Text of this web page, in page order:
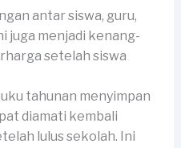
antar siswa, guru,
juga menjadi kenang-
setelah siswa
tahunan menyimpan
diamati kembali
lulus sekolah. Ini